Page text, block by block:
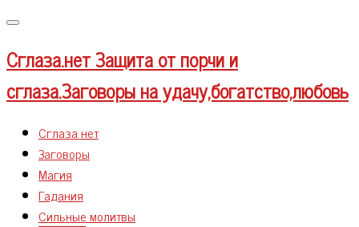
Меню
Сглаза.нетЗащита от порчи и
сглаза.Заговоры на удачу,богатство,любовь
Сглаза нет
Заговоры
Магия
Гадания
Сильные молитвы